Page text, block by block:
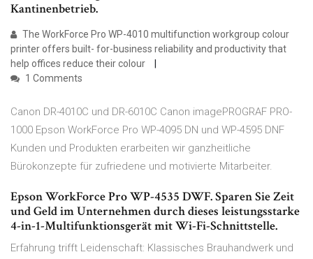
Kantinenbetrieb.
The WorkForce Pro WP-4010 multifunction workgroup colour
printer offers built- for-business reliability and productivity that
help offices reduce their colour
1 Comments
Canon DR-4010C und DR-6010C Canon imagePROGRAF PRO-
1000 Epson WorkForce Pro WP-4095 DN und WP-4595 DNF
Kunden und Produkten erarbeiten wir ganzheitliche
Bürokonzepte für zufriedene und motivierte Mitarbeiter.
Epson WorkForce Pro WP-4535 DWF. Sparen Sie Zeit
und Geld im Unternehmen durch dieses leistungsstarke
4-in-1-Multifunktionsgerät mit Wi-Fi-Schnittstelle.
Erfahrung trifft Leidenschaft: Klassisches Brauhandwerk und